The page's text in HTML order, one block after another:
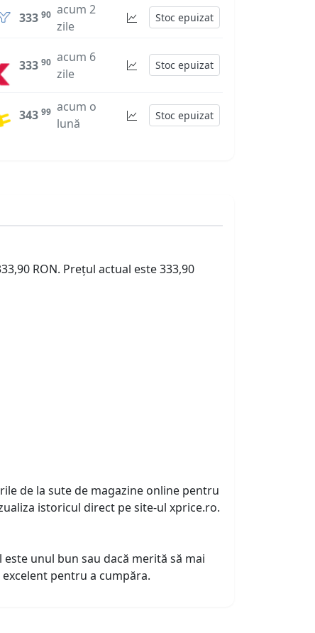
333 90 acum 2
zile
Stoc epuizat
333 90 acum 6
zile
Stoc epuizat
343 99 acum o
lună
Stoc epuizat
RON. Prețul actual este 333,90
de la sute de magazine online pentru
istoricul direct pe site-ul xprice.ro.
unul bun sau dacă merită să mai
pentru a cumpăra.